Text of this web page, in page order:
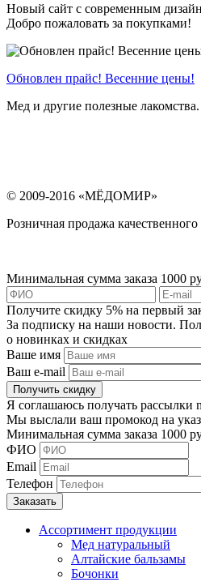
Новый сайт с современным
Добро пожаловать за покупками!
Обновлен прайс! Весенние цены!
Мед и другие полезные
© 2009-2016 «МЁДОМИР»
Розничная продажа
Минимальная сумма заказа 1000
Получите скидку 5% на первый
За подписку на наши новости.
о новинках и скидках
Ваше имя
Ваш e-mail
Я соглашаюсь получать рассылки
Мы выслали ваш промокод на
Минимальная сумма заказа 1000
ФИО
Email
Телефон
Ассортимент продукции
Мед натуральный
Алтайские бальзамы
Бочонки